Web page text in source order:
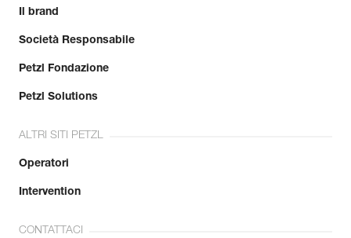
Il brand
Società Responsabile
Petzl Fondazione
Petzl Solutions
ALTRI SITI PETZL
Operatori
Intervention
CONTATTACI